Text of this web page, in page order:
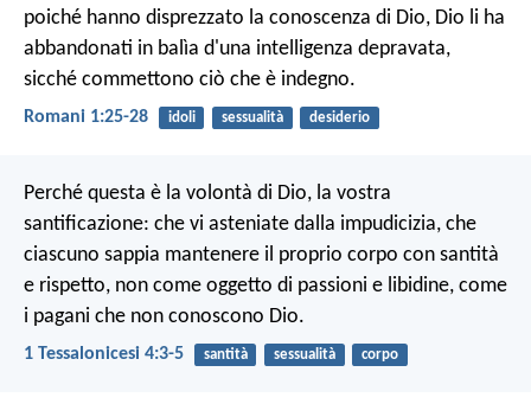
poiché hanno disprezzato la conoscenza di Dio, Dio li ha
abbandonati in balìa d'una intelligenza depravata,
sicché commettono ciò che è indegno.
Romani 1:25-28 idoli sessualità desiderio
Perché questa è la volontà di Dio, la vostra
santificazione: che vi asteniate dalla impudicizia, che
ciascuno sappia mantenere il proprio corpo con santità
e rispetto, non come oggetto di passioni e libidine, come
i pagani che non conoscono Dio.
1 Tessalonicesi 4:3-5 santità sessualità corpo